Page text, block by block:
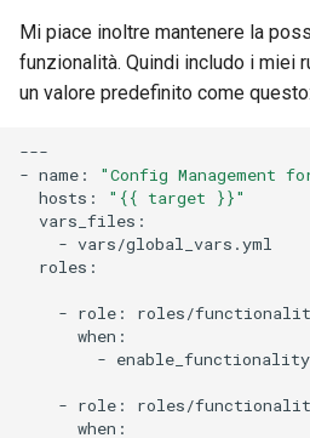
Mi piace inoltre mantenere la
funzionalità. Quindi includo i miei
un valore predefinito come questo:
---
- name:
"Config
hosts:
"{{ target }}"
-
roles:
- role:
-
- role: